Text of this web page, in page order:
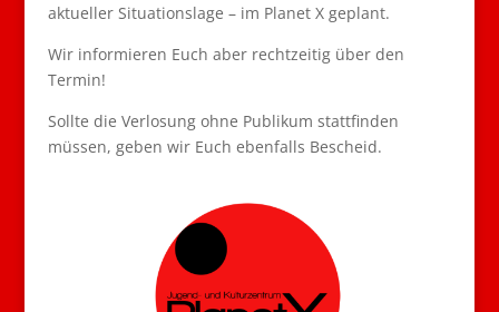
aktueller Situationslage – im Planet X geplant.
Wir informieren Euch aber rechtzeitig über den
Termin!
Sollte die Verlosung ohne Publikum stattfinden
müssen, geben wir Euch ebenfalls Bescheid.